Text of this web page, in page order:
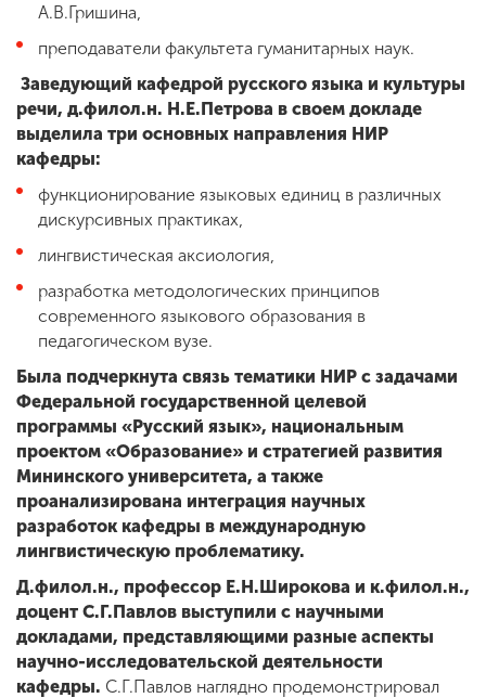
А.В.Гришина,
преподаватели факультета гуманитарных наук.
Заведующий кафедрой русского языка и культуры
речи, д.филол.н. Н.Е.Петрова в своем докладе
выделила три основных направления НИР
кафедры:
функционирование языковых единиц в различных
дискурсивных практиках,
лингвистическая аксиология,
разработка методологических принципов
современного языкового образования в
педагогическом вузе.
Была подчеркнута связь тематики НИР с задачами
Федеральной государственной целевой
программы «Русский язык», национальным
проектом «Образование» и стратегией развития
Мининского университета, а также
проанализирована интеграция научных
разработок кафедры в международную
лингвистическую проблематику.
Д.филол.н., профессор Е.Н.Широкова и к.филол.н.,
доцент С.Г.Павлов выступили с научными
докладами, представляющими разные аспекты
научно-исследовательской деятельности
кафедры. С.Г.Павлов наглядно продемонстрировал